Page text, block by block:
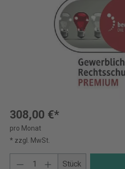
308,00 €*
pro Monat
* zzgl. MwSt.
Stück